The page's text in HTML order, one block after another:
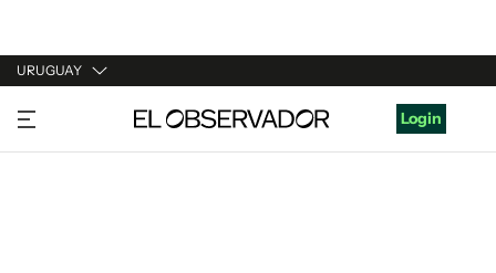
URUGUAY
URUGUAY
ARGENTINA
Login